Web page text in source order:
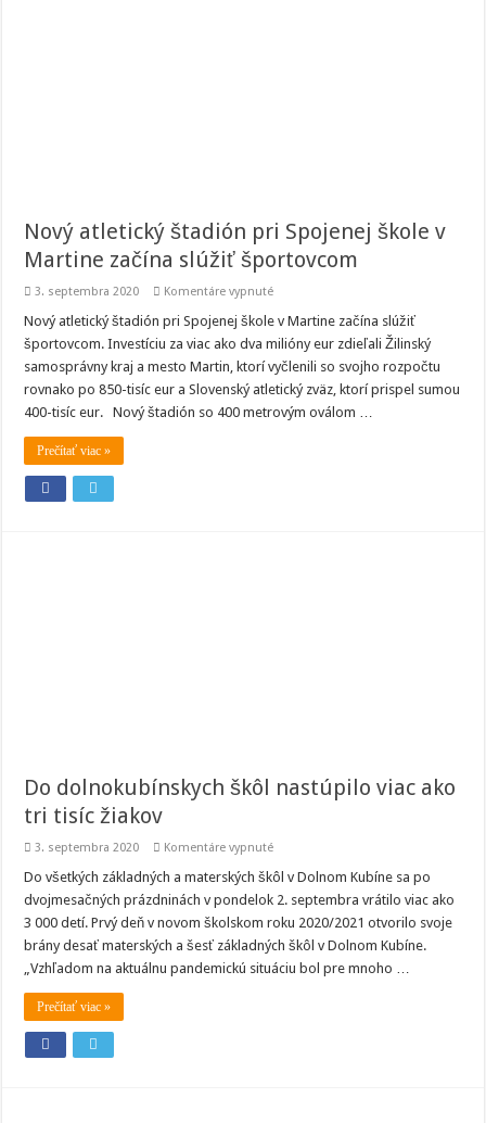
Nový atletický štadión pri Spojenej škole v
Martine začína slúžiť športovcom
3. septembra 2020 Komentáre vypnuténa
atletický
pri
Spojenej
škole
v
Martine
začína
Nový atletický štadión pri Spojenej škole v Martine začína slúžiť
športovcom. Investíciu za viac ako dva milióny eur zdieľali Žilinský
samosprávny kraj a mesto Martin, ktorí vyčlenili so svojho rozpočtu
rovnako po 850-tisíc eur a Slovenský atletický zväz, ktorí prispel sumou
400-tisíc eur. Nový štadión so 400 metrovým oválom …
Prečítať viac »
Do dolnokubínskych škôl nastúpilo viac ako
tri tisíc žiakov
3. septembra 2020 Komentáre vypnuténa
dolnokubínskych
nastúpilo
viac
ako
tri
tisíc
žiakov
Do všetkých základných a materských škôl v Dolnom Kubíne sa po
dvojmesačných prázdninách v pondelok 2. septembra vrátilo viac ako
3 000 detí. Prvý deň v novom školskom roku 2020/2021 otvorilo svoje
brány desať materských a šesť základných škôl v Dolnom Kubíne.
„Vzhľadom na aktuálnu pandemickú situáciu bol pre mnoho …
Prečítať viac »